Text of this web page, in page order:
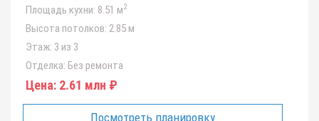
Площадь кухни: 8.51 м2
Высота потолков: 2.85 м
Этаж: 3 из 3
Отделка: Без ремонта
Цена: 2.61 млн ₽
Посмотреть планировку